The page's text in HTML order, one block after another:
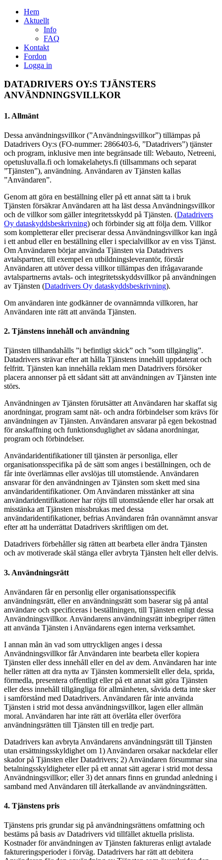
Hem
Aktuellt
Info
FAQ
Kontakt
Fordon
Logga in
DATADRIVERS OY:S TJÄNSTERS
ANVÄNDNINGSVILLKOR
1. Allmänt
Dessa användningsvillkor (”Användningsvillkor”) tillämpas på
Datadrivers Oy:s (FO-nummer: 2866403-6, ”Datadrivers”) tjänster
och program, inklusive men inte begränsade till: Webauto, Netreeni,
opetusluvalla.fi och lomakelahetys.fi (tillsammans och separat
”Tjänsten”), användning. Användaren av Tjänsten kallas
”Användaren”.
Genom att göra en beställning eller på ett annat sätt ta i bruk
Tjänsten försäkrar Användaren att ha läst dessa Användningsvillkor
och de villkor som gäller integritetsskydd på Tjänsten. (Datadrivers
Oy dataskyddsbeskrivning) och förbinder sig att följa dem. Villkor
som kompletterar eller preciserar dessa Användningsvillkor kan ingå
i ett anbud eller en beställning eller i specialvillkor av en viss Tjänst.
Om Användaren börjar använda Tjänsten via Datadrivers
avtalspartner, till exempel en utbildningsleverantör, förstår
Användaren att utöver dessa villkor tillämpas den ifrågavarande
avtalspartnerns avtals- och integritetsskyddsvillkor på användningen
av Tjänsten (Datadrivers Oy dataskyddsbeskrivning).
Om användaren inte godkänner de ovannämnda villkoren, har
Användaren inte rätt att använda Tjänsten.
2. Tjänstens innehåll och användning
Tjänsten tillhandahålls ”i befintligt skick” och ”som tillgänglig”.
Datadrivers strävar efter att hålla Tjänstens innehåll uppdaterat och
felfritt. Tjänsten kan innehålla reklam men Datadrivers försöker
placera annonser på ett sådant sätt att användningen av Tjänsten inte
störs.
Användningen av Tjänsten förutsätter att Användaren har skaffat sig
anordningar, program samt nät- och andra förbindelser som krävs för
användningen av Tjänsten. Användaren ansvarar på egen bekostnad
för anskaffning och funktionsduglighet av sådana anordningar,
program och förbindelser.
Användaridentifikationer till tjänsten är personliga, eller
organisationsspecifika på de sätt som anges i beställningen, och de
får inte överlämnas eller avslöjas till utomstående. Användaren
ansvarar för den användningen av Tjänsten som skett med sina
användaridentifikationer. Om Användaren misstänker att sina
användaridentifikationer har röjts till utomstående eller har orsak att
misstänka att Tjänsten missbrukas med dessa
användaridentifikationer, befrias Användaren från ovannämnt ansvar
efter att ha underrättat Datadrivers skriftligen om det.
Datadrivers förbehåller sig rätten att bearbeta eller ändra Tjänsten
och av motiverade skäl stänga eller avbryta Tjänsten helt eller delvis.
3. Användningsrätt
Användaren får en personlig eller organisationsspecifik
användningsrätt, eller en användningsrätt som baserar sig på antal
användare och specificeras i beställningen, till Tjänsten enligt dessa
Användningsvillkor. Användarens användningsrätt inbegriper rätten
att använda Tjänsten i Användarens egen interna verksamhet.
I annan mån än vad som uttryckligen anges i dessa
Användningsvillkor får Användaren inte bearbeta eller kopiera
Tjänsten eller dess innehåll eller en del av dem. Användaren har inte
heller rätten att dra nytta av Tjänsten kommersiellt eller dela, sprida,
förmedla, presentera offentligt eller på ett annat sätt göra Tjänsten
eller dess innehåll tillgängliga för allmänheten, såvida detta inte sker
i samförstånd med Datadrivers. Användaren får inte använda
Tjänsten i strid mot dessa användningsvillkor, lagen eller allmän
moral. Användaren har inte rätt att överlåta eller överföra
användningsrätten till Tjänsten till en tredje part.
Datadrivers kan avbryta Användarens användningsrätt till Tjänsten
utan ersättningsskyldighet om 1) Användaren orsakar nackdelar eller
skador på Tjänsten eller Datadrivers; 2) Användaren försummar sina
betalningsskyldigheter eller på ett annat sätt agerar i strid mot dessa
Användningsvillkor; eller 3) det annars finns en grundad anledning i
samband med Användaren till återkallande av användningsrätten.
4. Tjänstens pris
Tjänstens pris grundar sig på användningsrättens omfattning och
bestäms på basis av Datadrivers vid tillfället aktuella prislista.
Kostnader för användningen av Tjänsten faktureras enligt avtalade
faktureringsperioder i förväg. Datadrivers har rätt att debitera